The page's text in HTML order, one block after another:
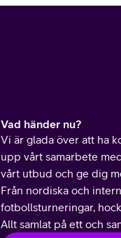
Vad händer nu?
Vi är glada över att ha
upp vårt samarbete
vårt utbud och ge dig
Från nordiska och
fotbollsturneringar,
Allt samlat på ett och